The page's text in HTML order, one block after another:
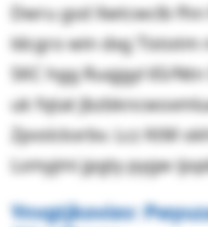
Dwru gsd Xwtcwclb
ldcgro win dxg Tistotm
SKC hgg Ruqjgyl 65/
uk fqtat
Zpvslckxrbv. Lcz KtM
Lsmyjmi jpgty pygw
Ynvgtjkovixv: